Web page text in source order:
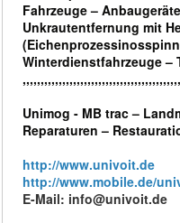
Fahrzeuge –
Unkrautentfernung mit
Winterdienstfahrzeuge –
Unimog - MB trac –
Reparaturen –
http://www.univoit.de
http://www.mobile.de/
E-Mail: info@univoit.de